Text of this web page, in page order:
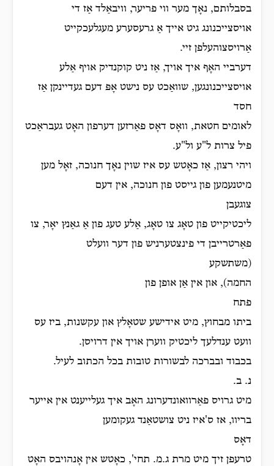
בסבלותם, נאָך מער ווי פריער, וויבאַלד אַז די
אויסצייכנונג גיט אייך אַ גרעסערע מעגלעכקייט
אַרויסצוהעלפן זיי.
דערביי האָף איך אויך, אַז ניט קוקנדיק אויף אַלע
אויסצייכנונגען, שוואַכט עס נישט אָפּ דעם געדיינקן אַז
חסד
לאומים חטאת, וואָס דאָס פאַרזען דערפון האָט געבראַכט
פיל צרות ל"ע ול"ע.
ויהי רצון, אַז כאָטש עס איז שוין נאָך חנוכה, זאָל מען
מיטנעמען פון גייסט פון חנוכה, אין דעם
צוגעבן
ליכטיקייט פון טאָג צו טאָג, אַלע טעג פון אַ גאַנץ יאָר, צו
פאַרטרייבן די פינצטערניש פון דער וועלט
(משתשקע
החמה), און אין אַן אופן פון
פתח
ביתו מבחוץ, מיט אידישע שטאָלץ און עקשנות, ביז עס
וועט ענדלעך ליכטיק ווערן אויך אין דרויסן.
בכבוד ובברכה לבשורות טובות בכל הכתוב לעיל.
נ. ב.
מיט גרויס פאַרוואונדערונג האָב איך געלייענט אין אייער
בריוו, אז ס'איז ניט צושטאַנד געקומען
דאָס
טרעפן זיך מיט מרת ג.מ. תחי', כאָטש אין אָנהויבס האָט